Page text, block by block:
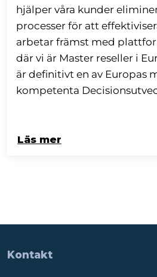
hjälper våra kunder
processer för att
arbetar främst med
där vi är Master reseller i
är definitivt en av Europas
kompetenta
Läs mer
Kontakt